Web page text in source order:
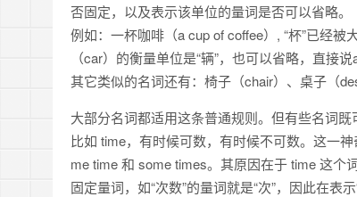
否固定，以及表示该单位的量词是否可以省略。
例如：一杯咖啡（a cup of coffee）, “杯”已经
（car）的衡量单位是“辆”，也可以省略，直接说
其它类似的名词还有：椅子（chair）、桌子（
大部分名词都适用这条普通规则。但有些名词既
比如 time，有时候可数，有时候不可数。这一
me time 和 some times。其原因在于 time 这个
固定量词，如“次数”的量词就是“次”，因此在表